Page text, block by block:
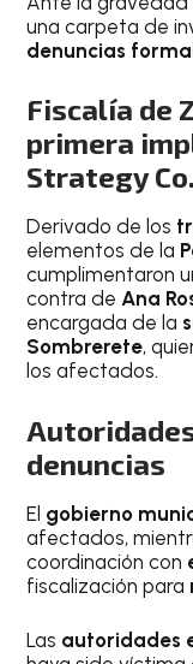
una carpeta de
denuncias
Fiscalía de
primera
Strategy Co.
Derivado de los
elementos de la
cumplimentaron
contra deAna
encargada de la
Sombrerete,
los afectados.
denuncias
El gobierno
afectados,
coordinación con
fiscalización para
Las autoridades